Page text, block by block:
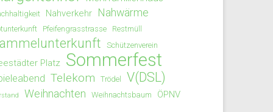
Nahverkehr Nahwärme
Pfeifengrasstrasse Restmüll
Schützenverein
Platz Sommerfest
Telekom Trödel V(DSL)
Weihnachten Weihnachtsbaum ÖPNV